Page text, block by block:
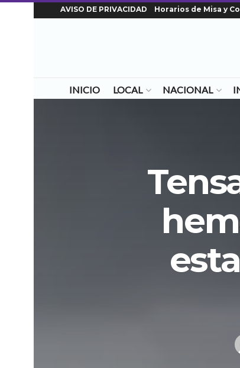
AVISO DE PRIVACIDAD Horarios de Misa y
INICIO LOCAL NACIONAL